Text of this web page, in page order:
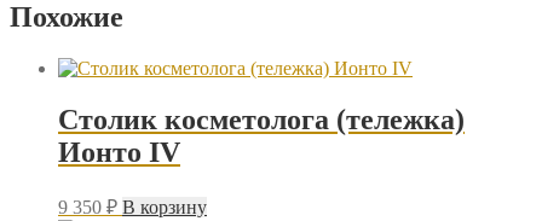
Похожие
Столик косметолога (тележка)
Ионто IV
9 350 ₽ В корзину